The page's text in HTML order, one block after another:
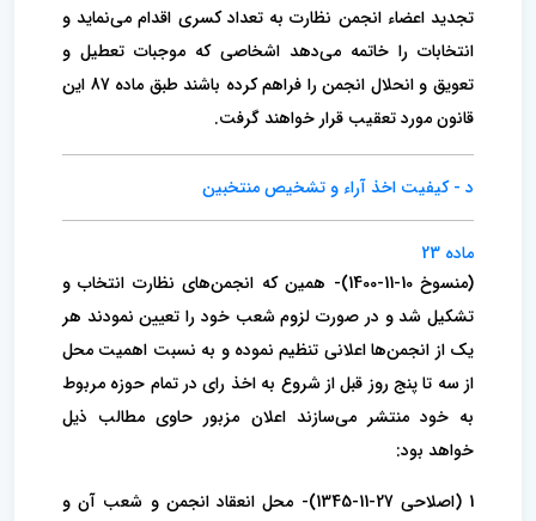
تجدید اعضاء انجمن نظارت به تعداد کسری اقدام می‌نماید و
انتخابات را خاتمه می‌دهد اشخاصی که موجبات تعطیل و
تعویق و انحلال انجمن را فراهم کرده باشند طبق ماده 87 این
قانون مورد تعقیب قرار خواهند گرفت.
د - کیفیت اخذ آراء و تشخیص منتخبین
ماده 23
(منسوخ 10-11-1400)- همین که انجمن‌های نظارت انتخاب و
تشکیل شد و در صورت لزوم شعب خود را تعیین نمودند هر
یک از انجمن‌ها اعلانی تنظیم نموده و‌ به نسبت اهمیت محل
از سه تا پنج روز قبل از شروع به اخذ رای در تمام حوزه مربوط
به خود منتشر می‌سازند اعلان مزبور حاوی مطالب ذیل
خواهد‌ بود:
1 (اصلاحی 27-11-1345)- محل انعقاد انجمن و شعب آن و